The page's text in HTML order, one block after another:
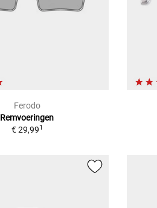
Ferodo
Remvoeringen
€ 29,991